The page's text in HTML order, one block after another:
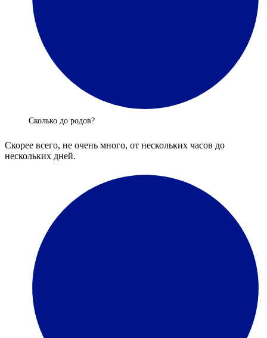
Сколько до родов?
Скорее всего, не очень много, от нескольких часов до
нескольких дней.